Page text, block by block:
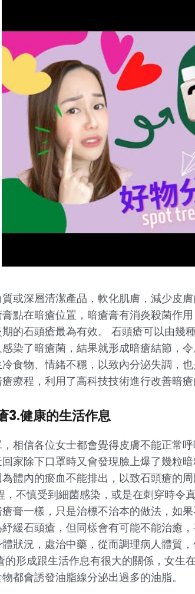
或深層清潔產品，軟化肌膚，減少皮
點在暗瘡位置，暗瘡膏有消炎殺菌作
的石頭瘡最為有效。 石頭瘡可以由幾
染了暗瘡菌，結果就形成暗瘡結節，
食物、情緒不穩，以致內分泌失調，
療程，利用了高科技技術進行改善暗
3.健康的生活作息
相信各位女士都會覺得皮膚不能正常
家除下口罩時又會發現臉上爆了幾粒
體內的瘀血不能排出，以致石頭瘡的
，不慎受到細菌感染，或是在刺穿時令
膏一樣，只是治標不治本的做法，如
緩石頭瘡，但同樣會有可能不能治癒
狀況，處治中藥，從而調理病人體質
的形成跟生活作息有很大的關係，女生
都會誘發油脂線分泌出過多的油脂。